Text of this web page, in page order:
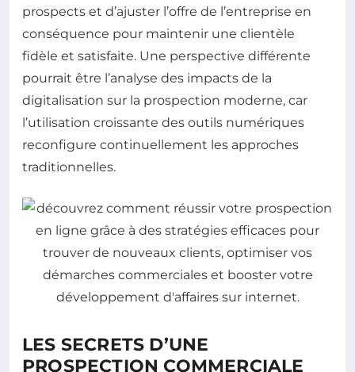
prospects et d’ajuster l’offre de l’entreprise en
conséquence pour maintenir une clientèle
fidèle et satisfaite. Une perspective différente
pourrait être l’analyse des impacts de la
digitalisation sur la prospection moderne, car
l’utilisation croissante des outils numériques
reconfigure continuellement les approches
traditionnelles.
LES SECRETS D’UNE
PROSPECTION COMMERCIALE